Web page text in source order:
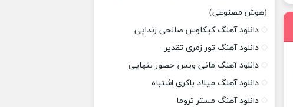
(هوش مصنوعی)
دانلود آهنگ کیکاوس صالحی زندایی
دانلود آهنگ تور زمری تقدیر
دانلود آهنگ مانی ویس حضور تنهایی
دانلود آهنگ میلاد باکری اشتباه
دانلود آهنگ مستر تروما